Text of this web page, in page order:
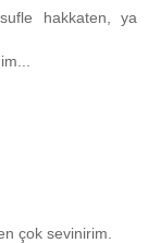
hakkaten, ya
çok sevinirim.